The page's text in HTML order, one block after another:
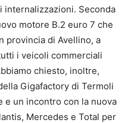
Seconda
motore B.2 euro 7 che
provincia di Avellino, a
i veicoli commerciali
chiesto, inoltre,
Gigafactory di Termoli
e un incontro con la nuova
Mercedes e Total per